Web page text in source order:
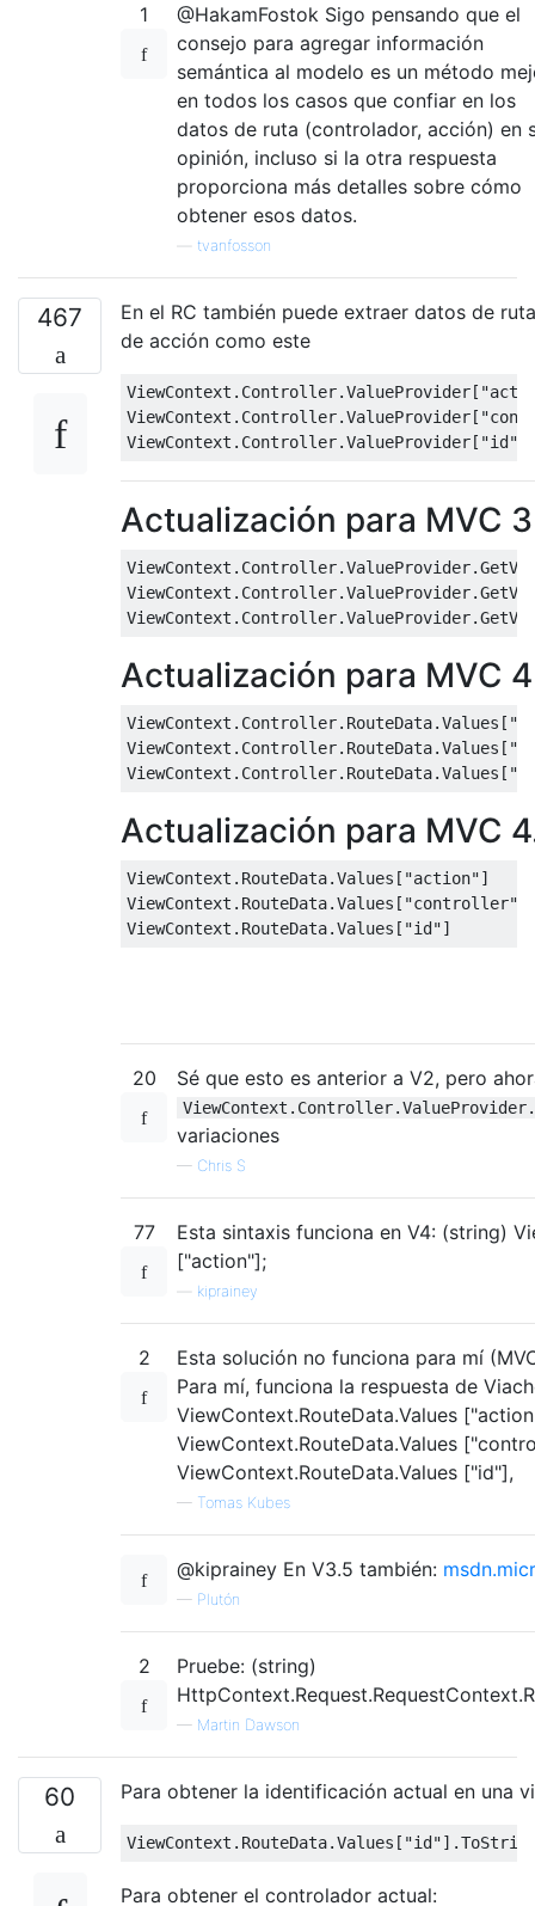
1
@HakamFostok Sigo pensando que el
consejo para agregar información
semántica al modelo es un método
en todos los casos que confiar en los
datos de ruta (controlador, acción) en
opinión, incluso si la otra respuesta
proporciona más detalles sobre cómo
obtener esos datos.
tvanfosson
467
En el RC también puede extraer datos de
de acción como este
ViewContext . Controller.ValueProvider[
ViewContext . Controller.ValueProvider[
ViewContext . Controller.ValueProvider[ "id"
Actualización para MVC 3
ViewContext . Controller.ValueProvider.
ViewContext . Controller.ValueProvider.
ViewContext . Controller.ValueProvider.
Actualización para MVC 4
ViewContext . Controller. RouteData.Values [
ViewContext . Controller. RouteData.Values [
ViewContext . Controller. RouteData.Values [
Actualización para MVC
ViewContext . RouteData.Values [ "action"]
ViewContext . RouteData.Values [ "controller"
ViewContext . RouteData.Values [ "id"]
20 Sé que esto es anterior a V2, pero
variaciones
— Chris S
77
Esta sintaxis funciona en V4: (string)
["action"];
kiprainey
2
Esta solución no funciona para mí
Para mí, funciona la respuesta de
ViewContext.RouteData.Values
ViewContext.RouteData.Values
ViewContext.RouteData.Values ​​["id"],
— Tomas Kubes
@kiprainey En V3.5 también:
— Plutón
2
Pruebe: (string)
— Martin Dawson
60 Para obtener la identificación actual en una
ViewContext . RouteData.Values [ "id"].
Para obtener el controlador actual: